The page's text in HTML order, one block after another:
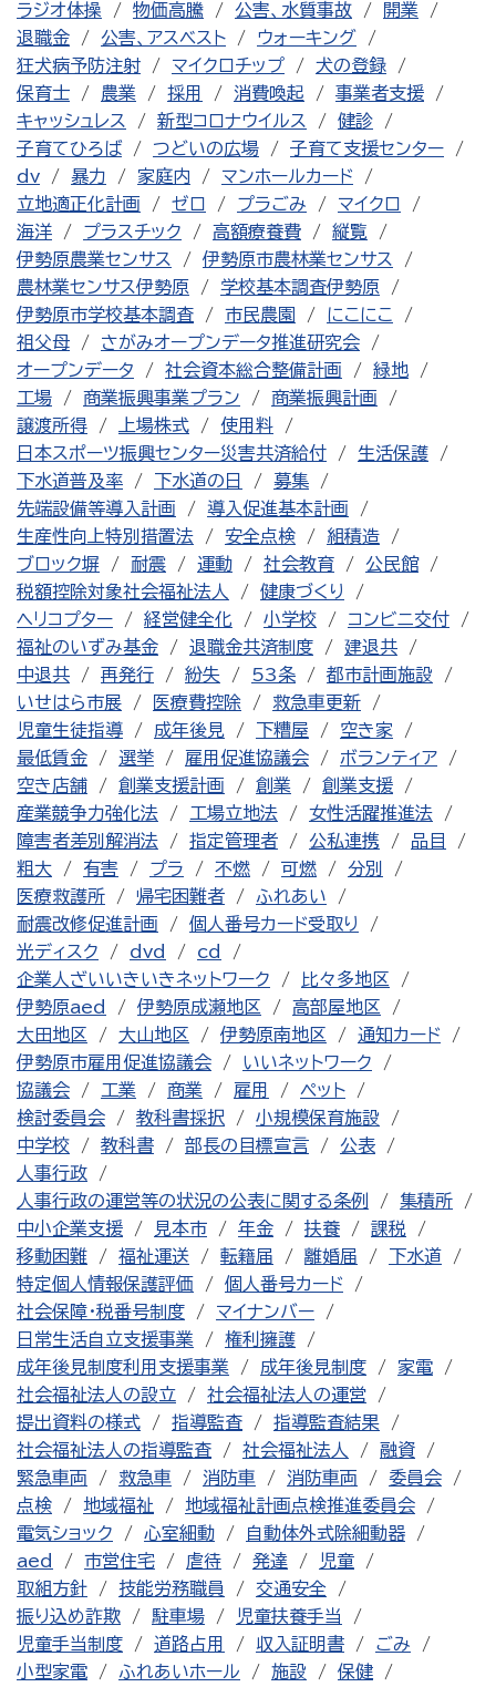
ラジオ体操
物価高騰 公害、水質事故
開業
退職金
公害、アスベスト
ウォーキング
狂犬病予防注射
マイクロチップ
犬の登録
保育士
農業 採用 消費喚起
事業者支援
キャッシュレス
新型コロナウイルス
健診
子育てひろば
つどいの広場
子育て支援センター
dv
暴力 家庭内
マンホールカード
立地適正化計画
ゼロ プラごみ
マイクロ
海洋
プラスチック 高額療養費
縦覧
伊勢原農業センサス
伊勢原市農林業センサス
農林業センサス伊勢原
学校基本調査伊勢原
伊勢原市学校基本調査
市民農園
にこにこ
祖父母
さがみオープンデータ推進研究会
オープンデータ
社会資本総合整備計画
緑地
工場
商業振興事業プラン
商業振興計画
譲渡所得
上場株式
使用料
日本スポーツ振興センター災害共済給付
生活保護
下水道普及率
下水道の日
募集
先端設備等導入計画
導入促進基本計画
生産性向上特別措置法
安全点検
組積造
ブロック塀
耐震 運動 社会教育
公民館
税額控除対象社会福祉法人
健康づくり
ヘリコプター
経営健全化 小学校
コンビニ交付
福祉のいずみ基金
退職金共済制度
建退共
中退共
再発行 紛失 53条
都市計画施設
いせはら市展
医療費控除
救急車更新
児童生徒指導
成年後見 下糟屋
空き家
最低賃金
選挙 雇用促進協議会
ボランティア
空き店舗
創業支援計画 創業
創業支援
産業競争力強化法
工場立地法
女性活躍推進法
障害者差別解消法
指定管理者 公私連携
品目
粗大
有害 プラ 不燃 可燃
分別
医療救護所
帰宅困難者
ふれあい
耐震改修促進計画
個人番号カード受取り
光ディスク
dvd
cd
企業人ざいいきいきネットワーク
比々多地区
伊勢原aed
伊勢原成瀬地区
高部屋地区
大田地区
大山地区 伊勢原南地区
通知カード
伊勢原市雇用促進協議会
いいネットワーク
協議会
工業 商業 雇用
ペット
検討委員会
教科書採択
小規模保育施設
中学校
教科書 部長の目標宣言
公表
人事行政
人事行政の運営等の状況の公表に関する条例
集積所
中小企業支援
見本市 年金 扶養
課税
移動困難
福祉運送 転籍届 離婚届
下水道
特定個人情報保護評価
個人番号カード
社会保障・税番号制度
マイナンバー
日常生活自立支援事業
権利擁護
成年後見制度利用支援事業
成年後見制度
家電
社会福祉法人の設立
社会福祉法人の運営
提出資料の様式
指導監査
指導監査結果
社会福祉法人の指導監査
社会福祉法人
融資
緊急車両
救急車 消防車 消防車両
委員会
点検
地域福祉
地域福祉計画点検推進委員会
電気ショック
心室細動
自動体外式除細動器
aed
市営住宅 虐待 発達
児童
取組方針
技能労務職員
交通安全
振り込め詐欺
駐車場
児童扶養手当
児童手当制度
道路占用 収入証明書
ごみ
小型家電
ふれあいホール 施設 保健